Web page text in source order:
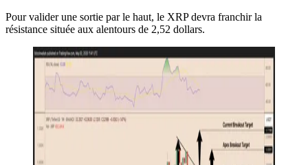
Pour valider une sortie par le haut, le XRP devra franchir la
résistance située aux alentours de 2,52 dollars.